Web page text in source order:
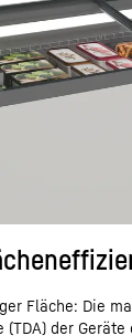
Fläche: Die
(TDA) der